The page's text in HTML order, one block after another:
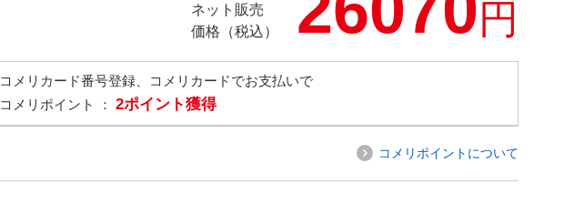
ネット販売
価格（税込）
円
コメリカード番号登録、コメリカードでお支払いで
コメリポイント ： 2ポイント獲得
コメリポイントについて